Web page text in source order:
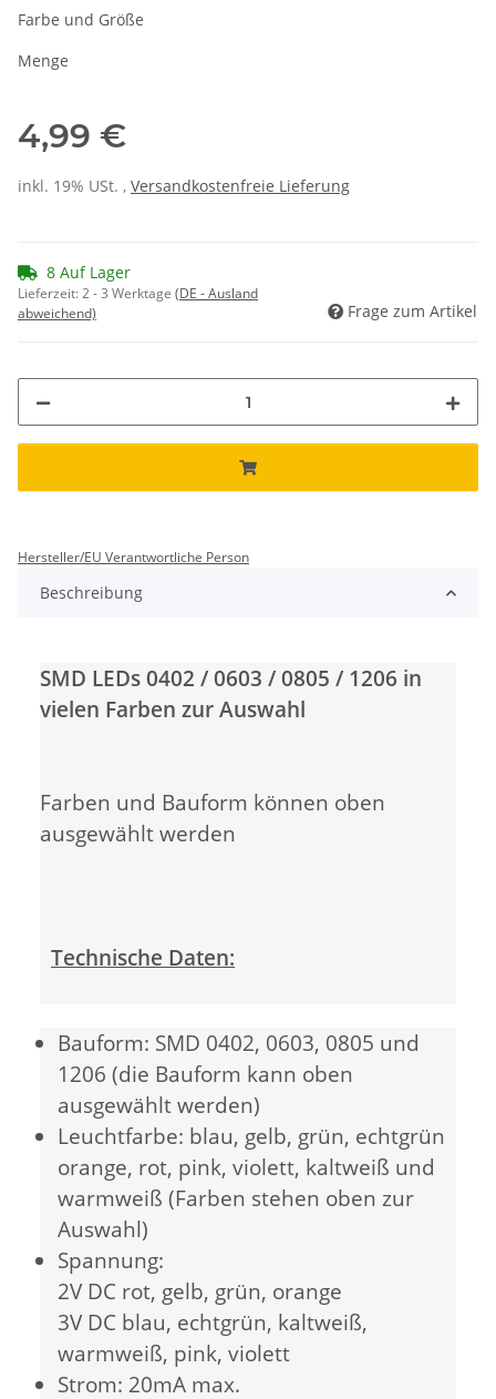
Farbe und Größe
Menge
4,99 €
inkl. 19% USt. , Versandkostenfreie Lieferung
8 Auf Lager
Lieferzeit:2 - 3 Werktage (DE - Ausland
abweichend)
Frage zum Artikel
Hersteller/EU Verantwortliche Person
Beschreibung
SMD LEDs 0402 / 0603 / 0805 / 1206 in
vielen Farben zur Auswahl
Farben und Bauform können oben
ausgewählt werden
Technische Daten:
Bauform: SMD 0402, 0603, 0805 und
1206 (die Bauform kann oben
ausgewählt werden)
Leuchtfarbe: blau, gelb, grün, echtgrün
orange, rot, pink, violett, kaltweiß und
warmweiß (Farben stehen oben zur
Auswahl)
Spannung:
2V DC rot, gelb, grün, orange
3V DC blau, echtgrün, kaltweiß,
warmweiß, pink, violett
Strom: 20mA max.